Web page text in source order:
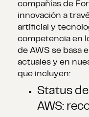
compañías de
innovación a
artificial y
competencia en
de AWS se basa
actuales y en
que incluyen:
Status
AWS: